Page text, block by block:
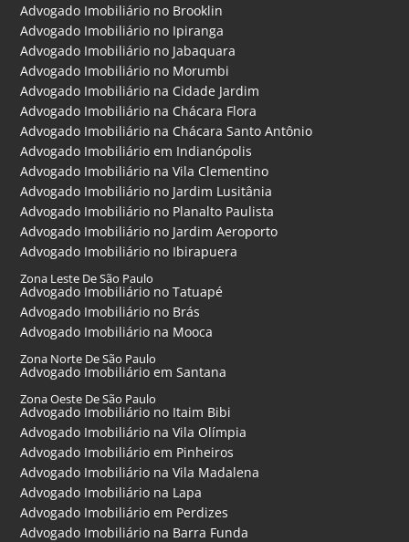
Advogado Imobiliário no Brooklin
Advogado Imobiliário no Ipiranga
Advogado Imobiliário no Jabaquara
Advogado Imobiliário no Morumbi
Advogado Imobiliário na Cidade Jardim
Advogado Imobiliário na Chácara Flora
Advogado Imobiliário na Chácara Santo Antônio
Advogado Imobiliário em Indianópolis
Advogado Imobiliário na Vila Clementino
Advogado Imobiliário no Jardim Lusitânia
Advogado Imobiliário no Planalto Paulista
Advogado Imobiliário no Jardim Aeroporto
Advogado Imobiliário no Ibirapuera
Zona Leste De São Paulo
Advogado Imobiliário no Tatuapé
Advogado Imobiliário no Brás
Advogado Imobiliário na Mooca
Zona Norte De São Paulo
Advogado Imobiliário em Santana
Zona Oeste De São Paulo
Advogado Imobiliário no Itaim Bibi
Advogado Imobiliário na Vila Olímpia
Advogado Imobiliário em Pinheiros
Advogado Imobiliário na Vila Madalena
Advogado Imobiliário na Lapa
Advogado Imobiliário em Perdizes
Advogado Imobiliário na Barra Funda